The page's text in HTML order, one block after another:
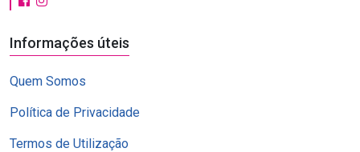
Informações úteis
Quem Somos
Política de Privacidade
Termos de Utilização